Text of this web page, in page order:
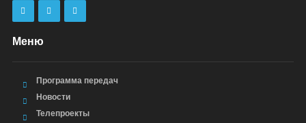
Меню
Программа передач
Новости
Телепроекты